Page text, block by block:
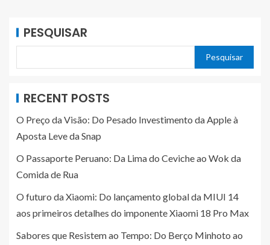
PESQUISAR
Pesquisar
RECENT POSTS
O Preço da Visão: Do Pesado Investimento da Apple à
Aposta Leve da Snap
O Passaporte Peruano: Da Lima do Ceviche ao Wok da
Comida de Rua
O futuro da Xiaomi: Do lançamento global da MIUI 14
aos primeiros detalhes do imponente Xiaomi 18 Pro Max
Sabores que Resistem ao Tempo: Do Berço Minhoto ao